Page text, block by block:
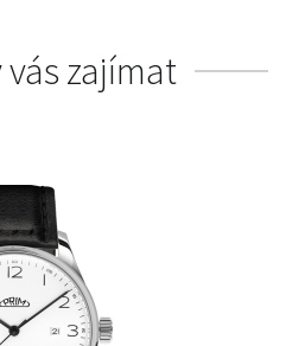
zajímat